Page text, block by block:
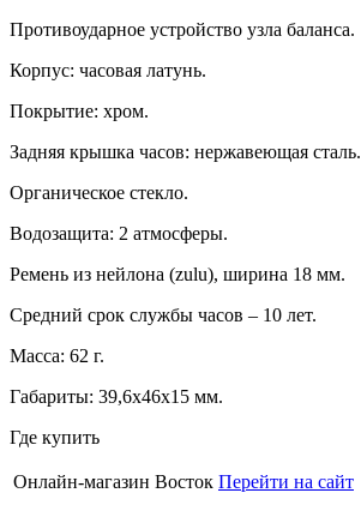
Противоударное устройство узла баланса.
Корпус: часовая латунь.
Покрытие: хром.
Задняя крышка часов: нержавеющая сталь.
Органическое стекло.
Водозащита: 2 атмосферы.
Ремень из нейлона (zulu), ширина 18 мм.
Средний срок службы часов – 10 лет.
Масса: 62 г.
Габариты: 39,6х46х15 мм.
Где купить
Онлайн-магазин Восток Перейти на сайт